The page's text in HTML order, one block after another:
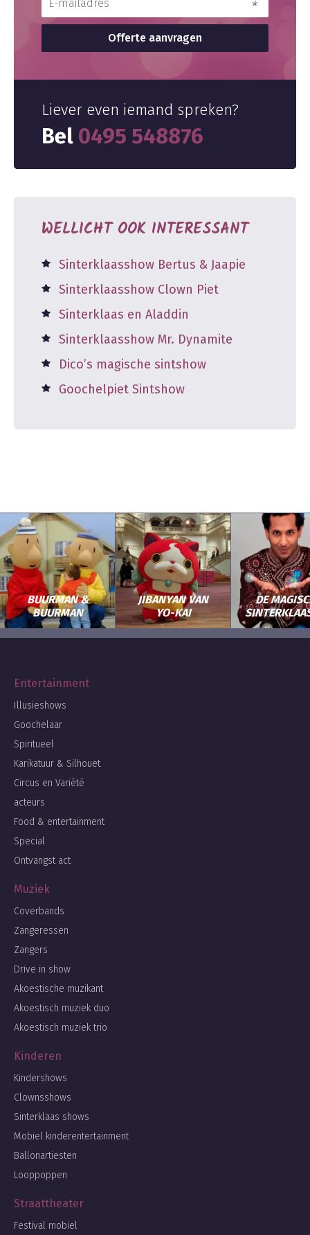
Liever even iemand spreken?
Bel 0495 548876
WELLICHT OOK INTERESSANT
Sinterklaasshow Bertus & Jaapie
Sinterklaasshow Clown Piet
Sinterklaas en Aladdin
Sinterklaasshow Mr. Dynamite
Dico’s magische sintshow
Goochelpiet Sintshow
BUURMAN &
BUURMAN
JIBANYAN VAN
YO-KAI
DE
Entertainment
Illusieshows
Goochelaar
Spiritueel
Karikatuur & Silhouet
Circus en Variété
acteurs
Food & entertainment
Special
Ontvangst act
Muziek
Coverbands
Zangeressen
Zangers
Drive in show
Akoestische muzikant
Akoestisch muziek duo
Akoestisch muziek trio
Kinderen
Kindershows
Clownsshows
Sinterklaas shows
Mobiel kinderentertainment
Ballonartiesten
Looppoppen
Straattheater
Festival mobiel